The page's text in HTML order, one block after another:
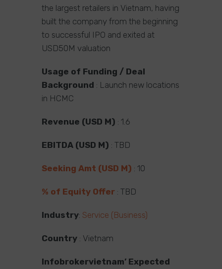
the largest retailers in Vietnam, having
built the company from the beginning
to successful IPO and exited at
USD50M valuation
Usage of Funding / Deal
Background : Launch new locations
in HCMC
Revenue (USD M) : 1.6
EBITDA (USD M) : TBD
Seeking Amt (USD M) : 10
% of Equity Offer : TBD
Industry: Service (Business)
Country : Vietnam
Infobrokervietnam’ Expected